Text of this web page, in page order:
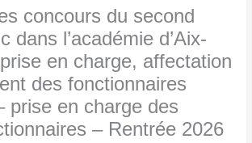
concours du second
dans l’académie d’Aix-
en charge, affectation
des fonctionnaires
prise en charge des
– Rentrée 2026